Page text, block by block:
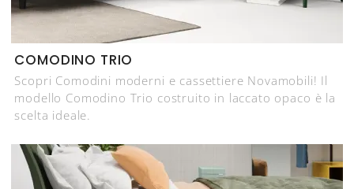
COMODINO TRIO
Scopri Comodini moderni e cassettiere Novamobili! Il
modello Comodino Trio costruito in laccato opaco è la
scelta ideale.